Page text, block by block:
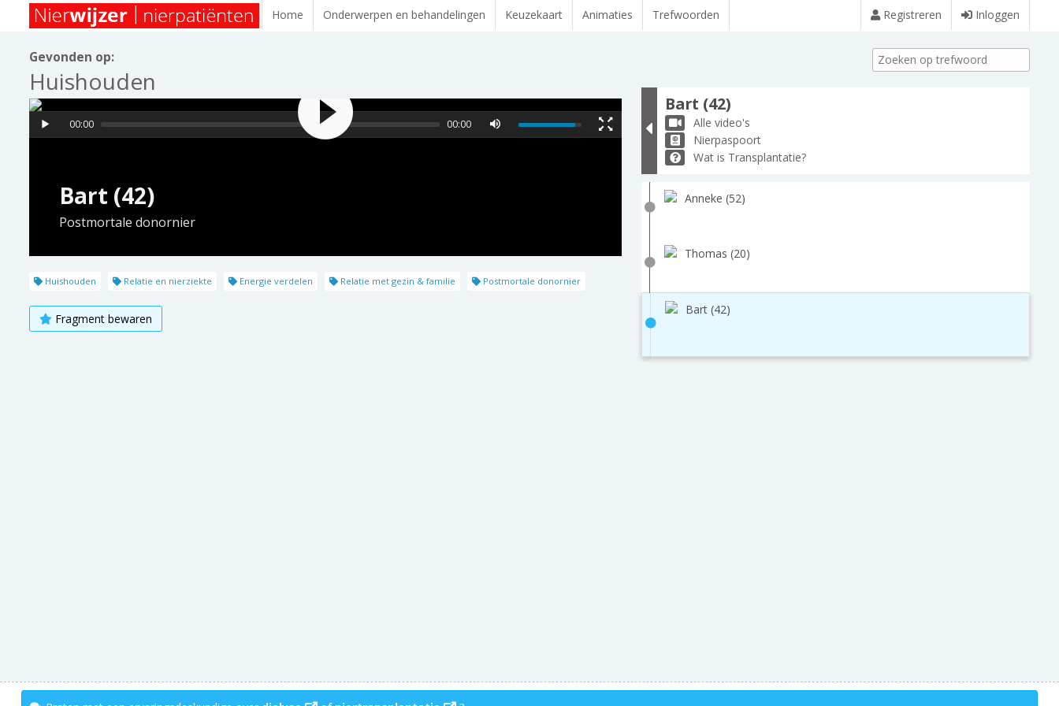
Home Onderwerpen en behandelingen Keuzekaart Animaties Trefwoorden Registreren Inloggen
Gevonden op:
Huishouden
Bart (42)
Postmortale donornier
00:00 00:00
Huishouden Relatie en nierziekte Energie verdelen Relatie met gezin & familie Postmortale donornier
Fragment bewaren
Bart (42)
Alle video's
Nierpaspoort
Wat is Transplantatie?
Anneke (52)
Thomas (20)
Bart (42)